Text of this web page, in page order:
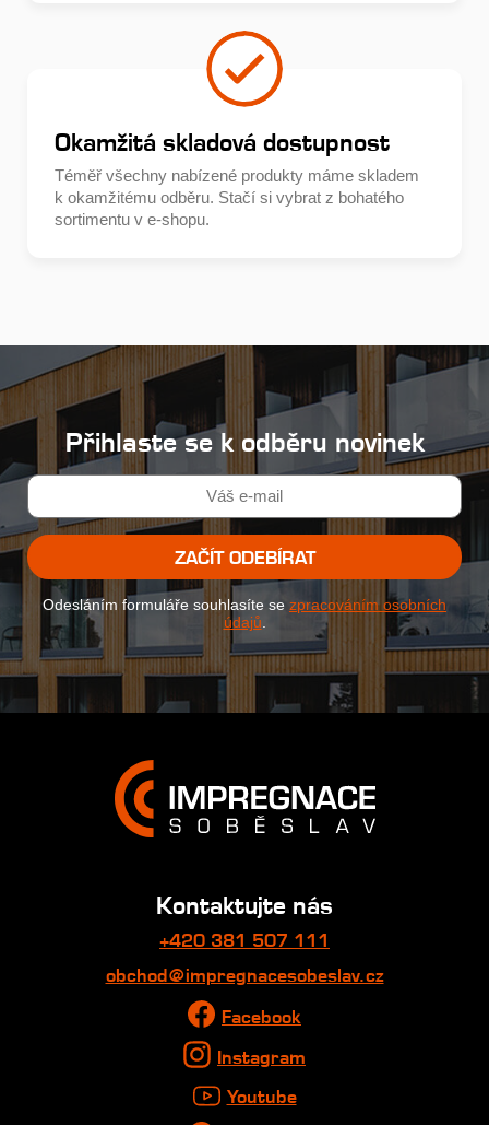
Okamžitá skladová dostupnost
Téměř všechny nabízené produkty máme skladem
k okamžitému odběru. Stačí si vybrat z bohatého
sortimentu v e-shopu.
Přihlaste se k odběru novinek
ZAČÍT ODEBÍRAT
Odesláním formuláře souhlasíte se zpracováním osobních
údajů
Kontaktujte nás
+420 381 507 111
obchod@impregnacesobeslav.cz
Facebook
Instagram
Youtube